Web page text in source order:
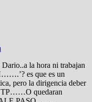
la hora ni trabajan
es que es un
pero la dirigencia deber
quedaran